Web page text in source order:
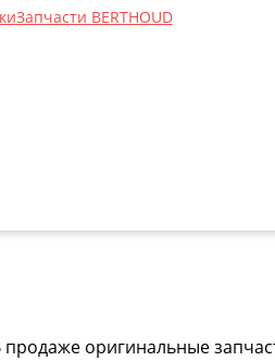
Запчасти BERTHOUD
оригинальные